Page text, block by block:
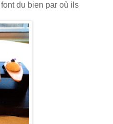
du bien par où ils